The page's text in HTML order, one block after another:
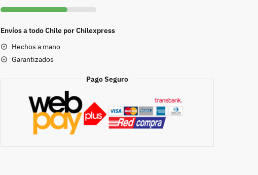
Ocultos
de
y
Argentina”
Envíos a todo Chile por Chilexpress
Hechos a mano
Garantizados
Pago Seguro